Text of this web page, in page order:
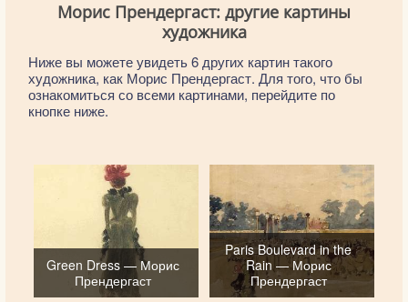
Морис Прендергаст: другие картины
художника
Ниже вы можете увидеть 6 других картин такого
художника, как Морис Прендергаст. Для того, что бы
ознакомиться со всеми картинами, перейдите по
кнопке ниже.
Green Dress — Морис
Прендергаст
Paris Boulevard in the
Rain — Морис
Прендергаст